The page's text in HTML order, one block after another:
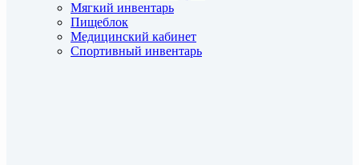
Мягкий инвентарь
Пищеблок
Медицинский кабинет
Спортивный инвентарь